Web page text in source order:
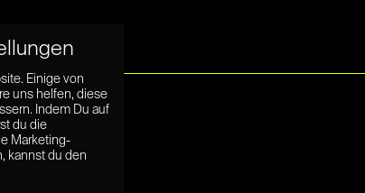
Einige von
uns helfen, diese
Indem Du auf
du die
Marketing-
kannst du den